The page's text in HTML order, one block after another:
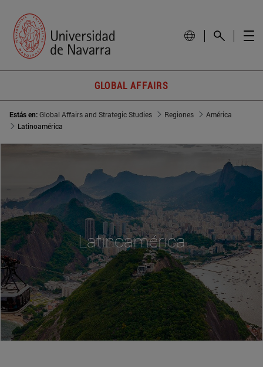
GLOBAL AFFAIRS
Estás en:Global Affairs and Strategic Studies Regiones
América
Latinoamérica
Latinoamérica